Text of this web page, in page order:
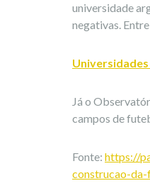
universidade
negativas.
Já o
campos de
Fonte: https://
construcao-